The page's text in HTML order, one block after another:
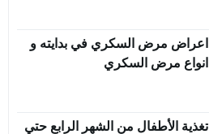
اعراض مرض السكري في بدايته و
انواع مرض السكري
تغذية الأطفال من الشهر الرابع حتي